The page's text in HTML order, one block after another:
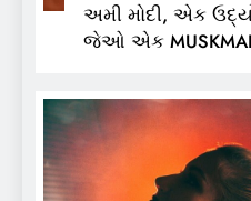
અમી મોદી, એક
જેઓ એક